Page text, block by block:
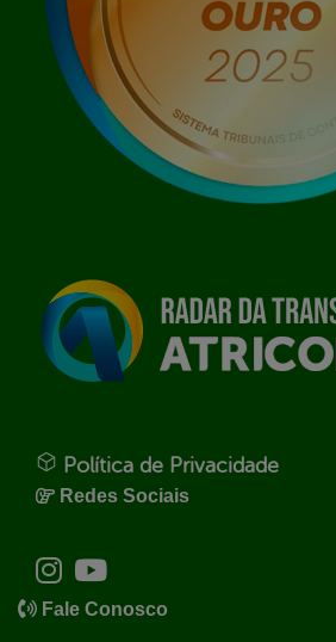
Política de Privacidade
Redes Sociais
Fale Conosco